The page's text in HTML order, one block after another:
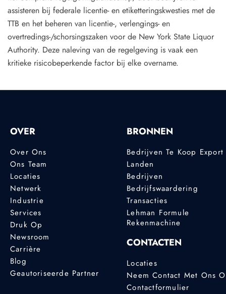
assisteren bij federale licentie- en etiketteringskwesties met de
TTB en het beheren van licentie-, verlengings- en
overtredings-/schorsingszaken voor de New York State Liquor
Authority. Deze naleving van de regelgeving is vaak een
kritieke risicobeperkende factor bij elke overname.
OVER
Over Ons
Ons Team
Locaties
Netwerk
Industrie
Services
Druk Op
Newsroom
Carrière
Blog
Geautoriseerde Partner
BRONNEN
Bedrijven Te Koop Export
Landen
Bedrijven
Bedrijfswaardering
Transacties
Lehman Formule
Rekenmachine
CONTACTEN
Locaties
Neem Contact Met Ons
Contactformulier